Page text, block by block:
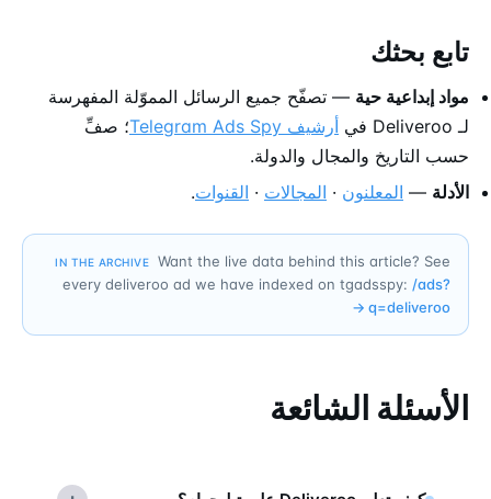
تابع بحثك
مواد إبداعية حية — تصفّح جميع الرسائل المموّلة المفهرسة
لـ Deliveroo في
أرشيف Telegram Ads Spy
؛ صفِّ
حسب التاريخ والمجال والدولة.
الأدلة — المعلنون · المجالات · القنوات.
IN THE ARCHIVE
Want the live data behind this article? See
every deliveroo ad we have indexed on tgadsspy: /ads?
q=deliveroo
→
الأسئلة الشائعة